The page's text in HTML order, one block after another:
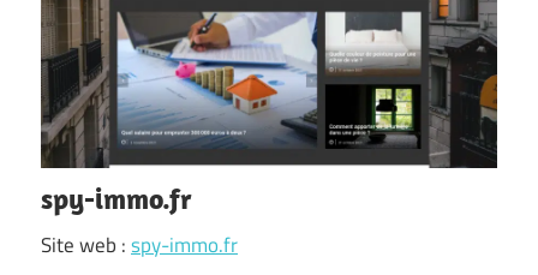
spy-immo.fr
Site web :spy-immo.fr